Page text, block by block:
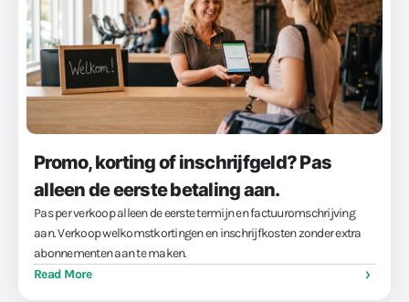
Promo, korting of inschrijfgeld? Pas
alleen de eerste betaling aan.
Pas per verkoop alleen de eerste termijn en factuuromschrijving
aan. Verkoop welkomstkortingen en inschrijfkosten zonder extra
abonnementen aan te maken.
Read More